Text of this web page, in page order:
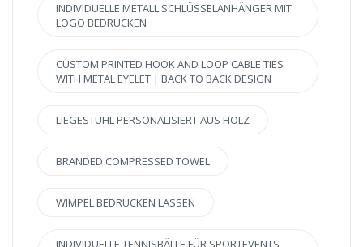
INDIVIDUELLE METALL SCHLÜSSELANHÄNGER MIT
LOGO BEDRUCKEN
CUSTOM PRINTED HOOK AND LOOP CABLE TIES
WITH METAL EYELET | BACK TO BACK DESIGN
LIEGESTUHL PERSONALISIERT AUS HOLZ
BRANDED COMPRESSED TOWEL
WIMPEL BEDRUCKEN LASSEN
INDIVIDUELLE TENNISBÄLLE FÜR SPORTEVENTS -